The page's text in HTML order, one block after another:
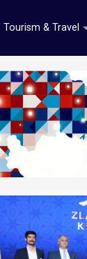
Tourism & Travel